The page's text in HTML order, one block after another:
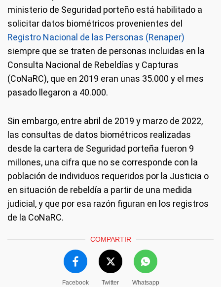
ministerio de Seguridad porteño está habilitado a
solicitar datos biométricos provenientes del
Registro Nacional de las Personas (Renaper)
siempre que se traten de personas incluidas en la
Consulta Nacional de Rebeldías y Capturas
(CoNaRC), que en 2019 eran unas 35.000 y el mes
pasado llegaron a 40.000.
Sin embargo, entre abril de 2019 y marzo de 2022,
las consultas de datos biométricos realizadas
desde la cartera de Seguridad porteña fueron 9
millones, una cifra que no se corresponde con la
población de individuos requeridos por la Justicia o
en situación de rebeldía a partir de una medida
judicial, y que por esa razón figuran en los registros
de la CoNaRC.
COMPARTIR
Facebook Twitter Whatsapp